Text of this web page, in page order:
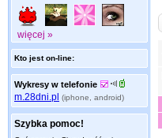
więcej »
Kto jest on-line:
Wykresy w telefonie
m.28dni.pl (iphone, android)
Szybka pomoc!